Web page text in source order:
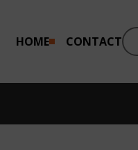
HOME
CONTACT